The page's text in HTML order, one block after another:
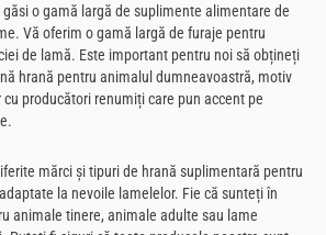
o gamă largă de suplimente alimentare de
Vă oferim o gamă largă de furaje pentru
de lamă. Este important pentru noi să obțineți
hrană pentru animalul dumneavoastră, motiv
producători renumiți care pun accent pe
mărci și tipuri de hrană suplimentară pentru
la nevoile lamelelor. Fie că sunteți în
animale tinere, animale adulte sau lame